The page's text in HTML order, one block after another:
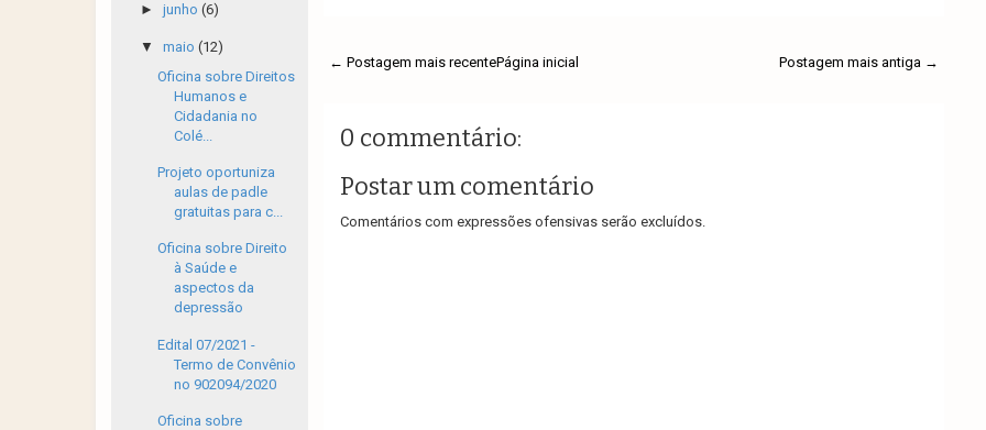
← Postagem mais recente Postagem mais antiga →
Página inicial
0 commentário:
Postar um comentário
Comentários com expressões ofensivas serão excluídos.
► junho (6)
▼ maio (12)
Oficina sobre Direitos
Humanos e
Cidadania no
Colé...
Projeto oportuniza
aulas de padle
gratuitas para c...
Oficina sobre Direito
à Saúde e
aspectos da
depressão
Edital 07/2021 -
Termo de Convênio
no 902094/2020
Oficina sobre